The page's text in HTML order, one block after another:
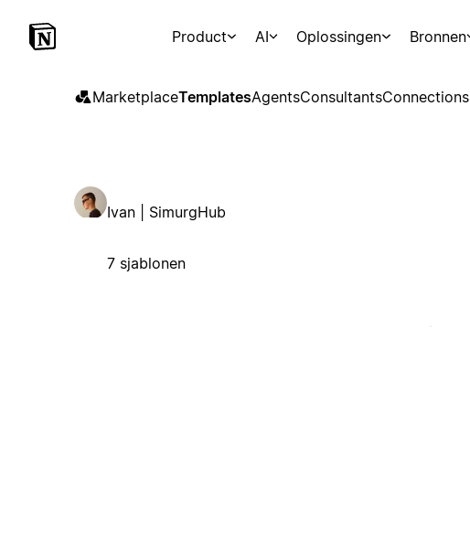
Product AI Oplossingen Bronnen
MarketplaceTemplatesAgentsConsultantsConnections
Ivan | SimurgHub
7 sjablonen